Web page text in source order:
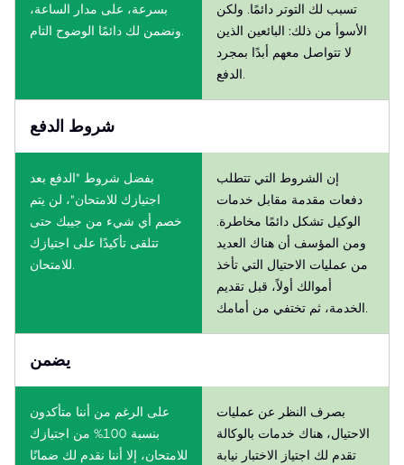
بسرعة، على مدار الساعة،
تسبب لك التوتر دائمًا. ولكن
الأسوأ من ذلك: البائعين الذين
لا تتواصل معهم أبدًا بمجرد
شروط الدفع
بفضل شروط "الدفع بعد
اجتيازك للامتحان"، لن يتم
خصم أي شيء من جيبك حتى
تتلقى تأكيدًا على اجتيازك
إن الشروط التي تتطلب
دفعات مقدمة مقابل خدمات
الوكيل تشكل دائمًا مخاطرة.
ومن المؤسف أن هناك العديد
من عمليات الاحتيال التي تأخذ
أموالك أولاً، قبل تقديم
يضمن
على الرغم من أننا متأكدون
بنسبة 100% من اجتيازك
للامتحان، إلا أننا نقدم لك ضمانًا
بصرف النظر عن عمليات
الاحتيال، هناك خدمات بالوكالة
تقدم لك اجتياز الاختبار نيابة